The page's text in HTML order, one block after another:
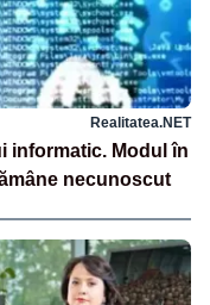
Realitatea.NET
informatic. Modul în
necunoscut